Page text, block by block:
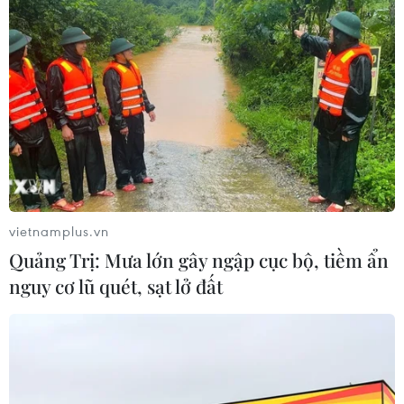
06/08/2026 06:23
Anh công bố kết quả điều tra ban
đầu vụ đâm dao ở trung tâm London
06/08/2026 06:00
Ba Lan thảo luận việc thành lập căn
cứ quân sự thường trực với Mỹ
06/08/2026 00:06
Liên hợp quốc: Xung đột Ukraine trải
vietnamplus.vn
Quảng Trị: Mưa lớn gây ngập cục bộ, tiềm ẩn
nguy cơ lũ quét, sạt lở đất